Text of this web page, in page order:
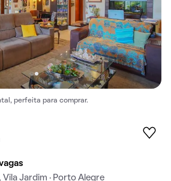
perfeita para comprar.
Jardim · Porto Alegre